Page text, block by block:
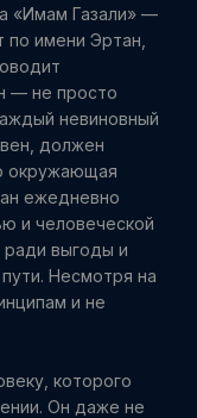
«Имам Газали» —
имени Эртан,
— не просто
невиновный
должен
окружающая
ежедневно
и человеческой
выгоды и
Несмотря на
и не
которого
Он даже не